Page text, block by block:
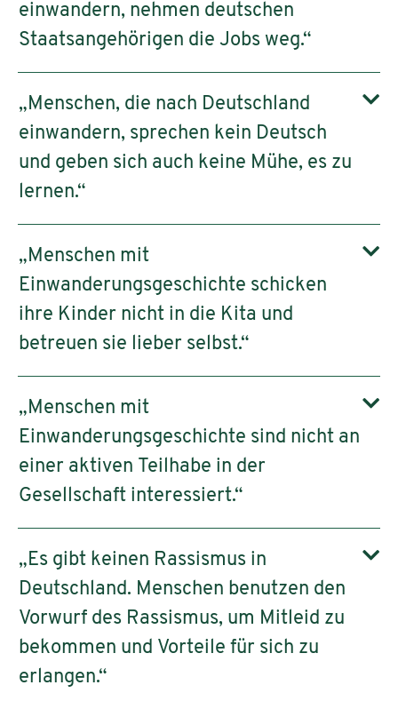
einwandern, nehmen deutschen
Staatsangehörigen die Jobs weg.“
„Menschen, die nach Deutschland
einwandern, sprechen kein Deutsch
und geben sich auch keine Mühe, es zu
lernen.“
„Menschen mit
Einwanderungsgeschichte schicken
ihre Kinder nicht in die Kita und
betreuen sie lieber selbst.“
„Menschen mit
Einwanderungsgeschichte sind nicht an
einer aktiven Teilhabe in der
Gesellschaft interessiert.“
„Es gibt keinen Rassismus in
Deutschland. Menschen benutzen den
Vorwurf des Rassismus, um Mitleid zu
bekommen und Vorteile für sich zu
erlangen.“